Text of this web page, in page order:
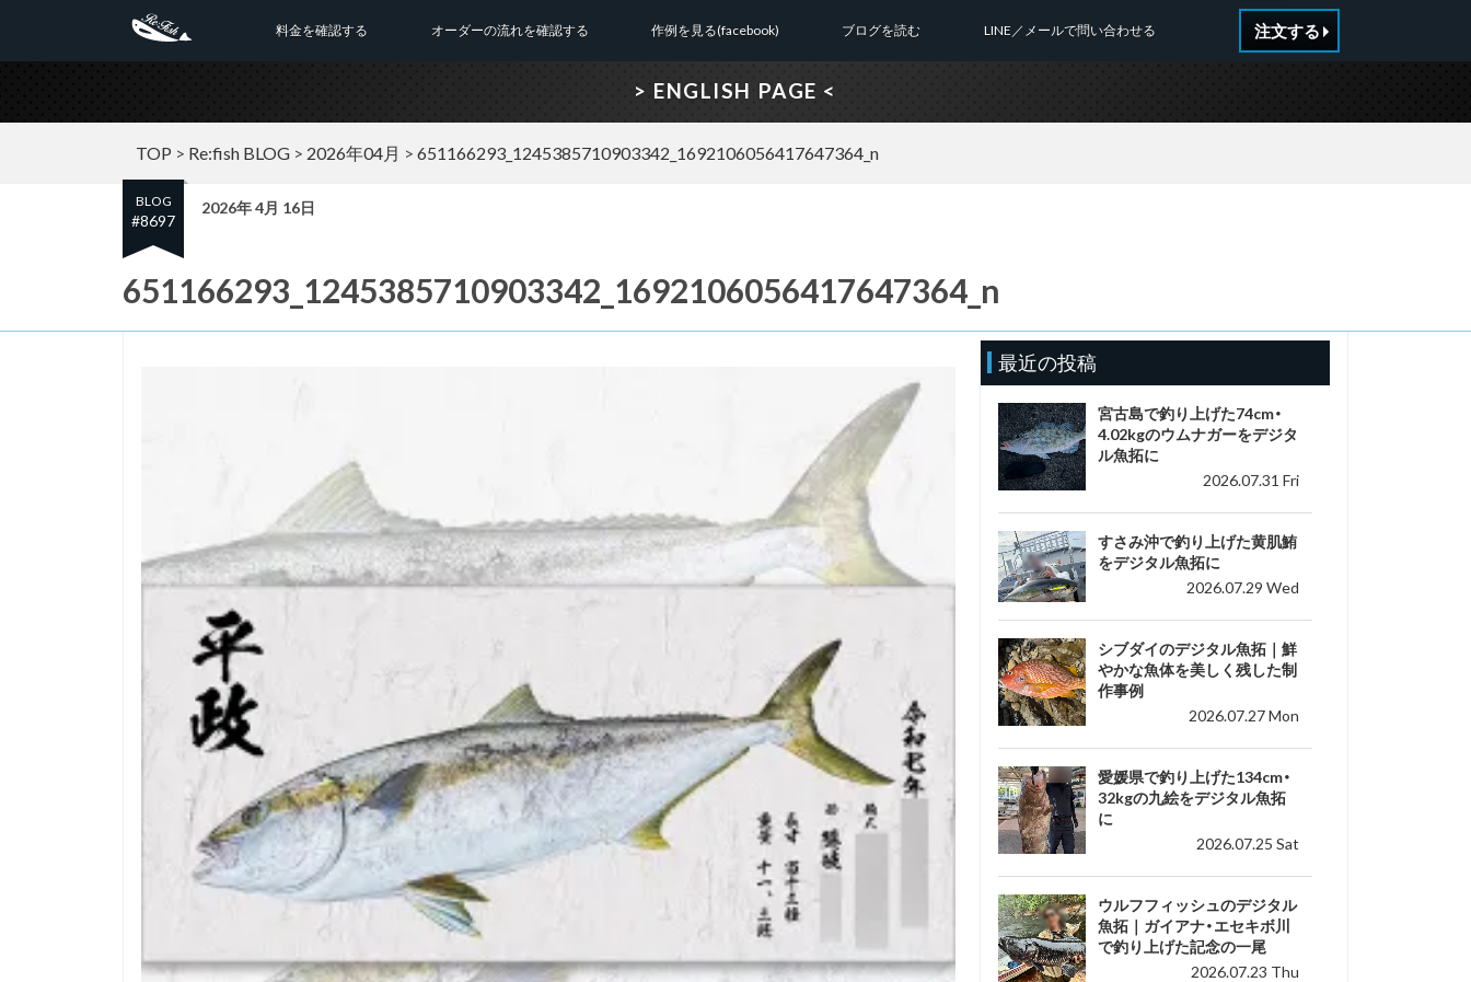
LINE／メールで問い合わせる
料金を確認する オーダーの流れを確認する 作例を見る(facebook) ブログを読む 注文する
> ENGLISH PAGE <
TOP > Re:fish BLOG > 2026年04月 > 651166293_1245385710903342_1692106056417647364_n
BLOG
#8697
2026年 4月 16日
651166293_1245385710903342_1692106056417647364_n
最近の投稿
宮古島で釣り上げた74cm・
4.02kgのウムナガーをデジタ
ル魚拓に
2026.07.31 Fri
すさみ沖で釣り上げた黄肌鮪
をデジタル魚拓に
2026.07.29 Wed
シブダイのデジタル魚拓｜鮮
やかな魚体を美しく残した制
作事例
2026.07.27 Mon
愛媛県で釣り上げた134cm・
32kgの九絵をデジタル魚拓
に
2026.07.25 Sat
ウルフフィッシュのデジタル
魚拓｜ガイアナ・エセキボ川
で釣り上げた記念の一尾
2026.07.23 Thu